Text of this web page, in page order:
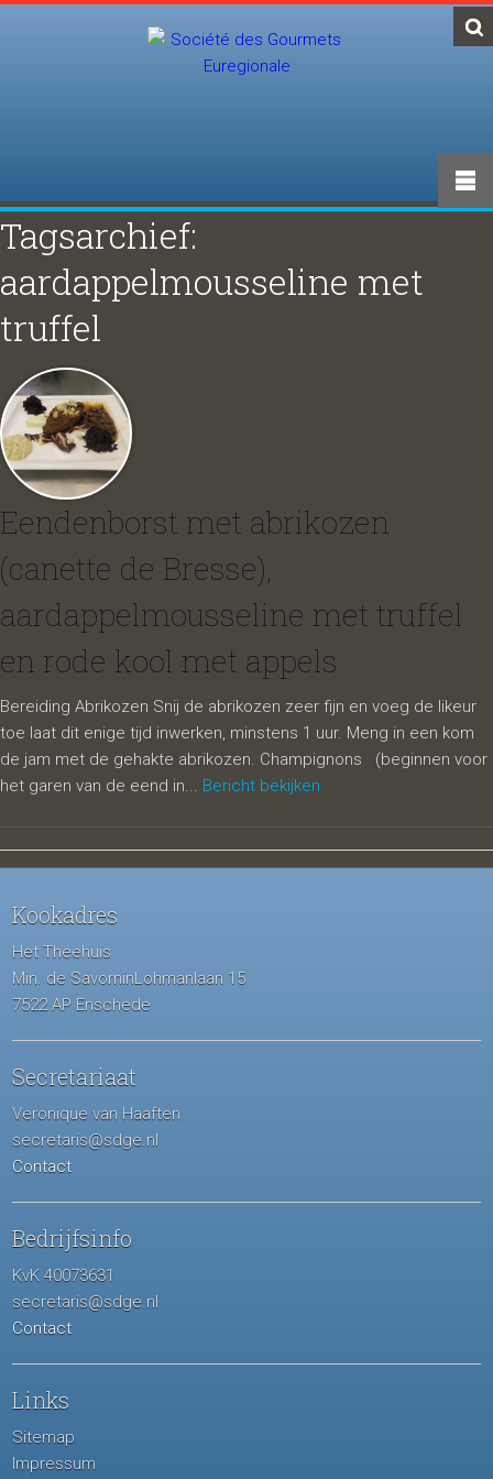
Tagsarchief:
aardappelmousseline met
truffel
Eendenborst met abrikozen
(canette de Bresse),
aardappelmousseline met truffel
en rode kool met appels
Bereiding Abrikozen Snij de abrikozen zeer fijn en voeg de likeur
toe laat dit enige tijd inwerken, minstens 1 uur. Meng in een kom
de jam met de gehakte abrikozen. Champignons (beginnen voor
het garen van de eend in... Bericht bekijken
Kookadres
Het Theehuis
Min. de SavorninLohmanlaan 15
7522 AP Enschede
Secretariaat
Veronique van Haaften
secretaris@sdge.nl
Contact
Bedrijfsinfo
KvK 40073631
secretaris@sdge.nl
Contact
Links
Sitemap
Impressum